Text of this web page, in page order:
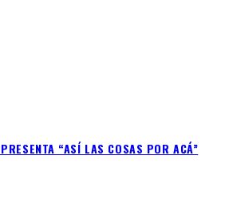
“ASÍ LAS COSAS POR ACÁ”